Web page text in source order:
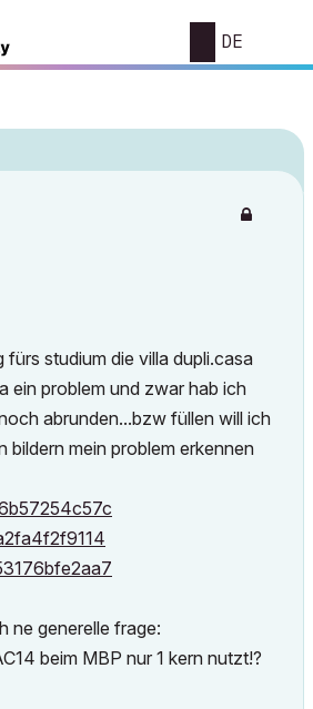
DE
fürs studium die villa dupli.casa
ein problem und zwar hab ich
abrunden...bzw füllen will ich
bildern mein problem erkennen
ne generelle frage:
beim MBP nur 1 kern nutzt!?